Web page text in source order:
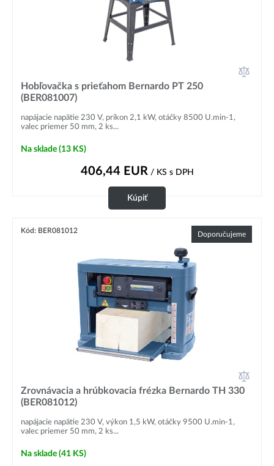
Hobľovačka s prieťahom Bernardo PT 250
(BER081007)
napájacie napätie 230 V, príkon 2,1 kW, otáčky 8500 U.min-1,
valec priemer 50 mm, 2 ks...
Na sklade (13 KS)
406,44 EUR / KS s DPH
Kúpiť
Kód: BER081012 Doporučujeme
Zrovnávacia a hrúbkovacia frézka Bernardo TH 330
(BER081012)
napájacie napätie 230 V, výkon 1,5 kW, otáčky 9500 U.min-1,
valec priemer 50 mm, 2 ks...
Na sklade (41 KS)